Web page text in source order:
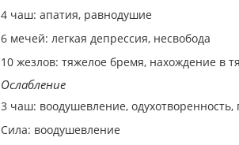
4 чаш: апатия, равнодушие
6 мечей: легкая депрессия, несвобода
10 жезлов: тяжелое бремя, нахождение в
Ослабление
3 чаш: воодушевление, одухотворенность,
Сила: воодушевление